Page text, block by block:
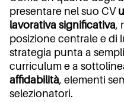
presentare nel suo CV
lavorativa significativa,
posizione centrale e di
strategia punta a
curriculum e a
affidabilità, elementi
selezionatori.